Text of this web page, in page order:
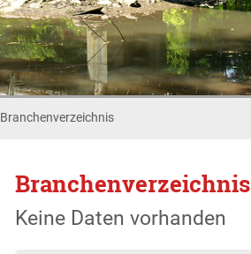
Branchenverzeichnis
Branchenverzeichnis
Keine Daten vorhanden